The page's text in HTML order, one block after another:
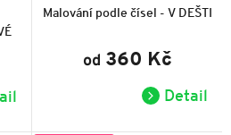
Malování podle čísel - V DEŠTI
produktu
je
5
od 360 Kč
Detail